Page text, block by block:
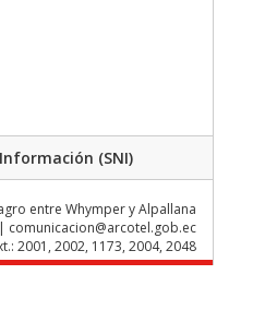
(SNI)
entre Whymper y Alpallana
comunicacion@arcotel.gob.ec
2001, 2002, 1173, 2004, 2048